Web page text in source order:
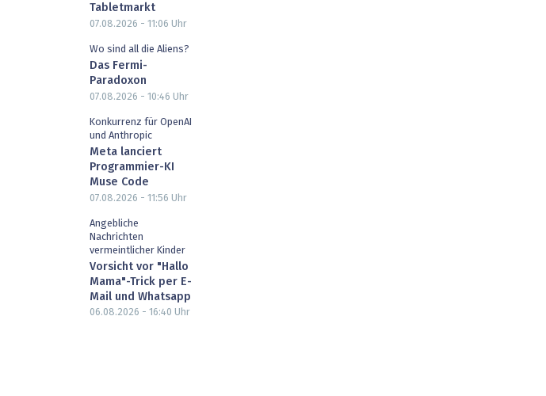
Tabletmarkt
07.08.2026 - 11:06 Uhr
Wo sind all die Aliens?
Das Fermi-
Paradoxon
07.08.2026 - 10:46 Uhr
Konkurrenz für OpenAI
und Anthropic
Meta lanciert
Programmier-KI
Muse Code
07.08.2026 - 11:56 Uhr
Angebliche
Nachrichten
vermeintlicher Kinder
Vorsicht vor "Hallo
Mama"-Trick per E-
Mail und Whatsapp
06.08.2026 - 16:40 Uhr